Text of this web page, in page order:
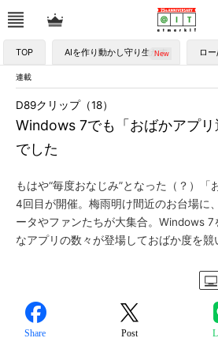
TOP AIを作り動かし守り生かす ロ
連載
Windows 7でも「おばかアプ
でした
D89クリップ（18）
もはや“毎度おなじみ”となった（？）「
4回目が開催。梅雨明け間近のお台場に
ータやファンたちが大集合。Windows
なアプリの数々が登場しておばか度を競
Share Post